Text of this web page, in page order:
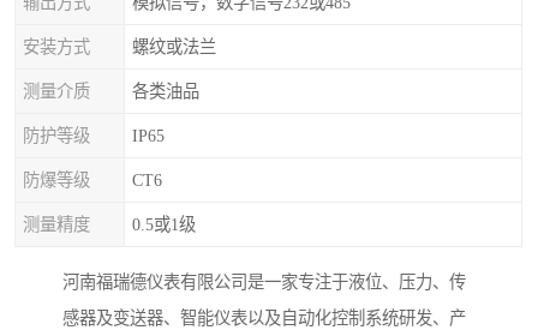
安装方式 螺纹或法兰
测量介质 各类油品
防护等级 IP65
防爆等级 CT6
测量精度 0.5或1级
河南福瑞德仪表有限公司是一家专注于液位、压力、传
感器及变送器、智能仪表以及自动化控制系统研发、产